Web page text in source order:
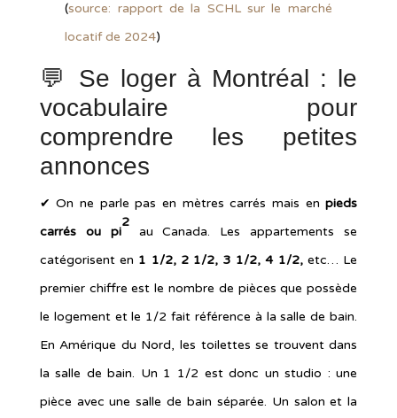
(source: rapport de la SCHL sur le marché
locatif de 2024)
💬 Se loger à Montréal : le
vocabulaire pour
comprendre les petites
annonces
✔︎ On ne parle pas en mètres carrés mais enpieds
carrés
ou pi
2
au Canada. Les appartements se
catégorisent en 1 1/2, 2 1/2, 3 1/2, 4 1/2,etc… Le
premier chiffre est le nombre de pièces que possède
le logement et le 1/2 fait référence à la salle de bain.
En Amérique du Nord, les toilettes se trouvent dans
la salle de bain. Un 1 1/2 est donc un studio : une
pièce avec une salle de bain séparée. Un salon et la